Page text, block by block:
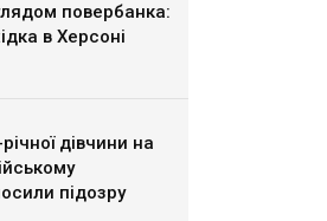
повербанка:
в Херсоні
дівчини на
підозру